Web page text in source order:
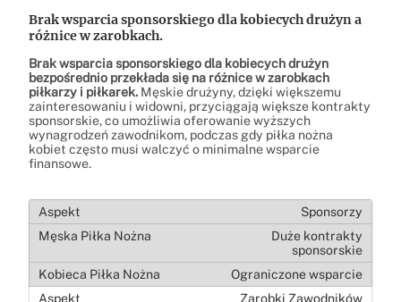
Brak wsparcia sponsorskiego dla kobiecych drużyn a
różnice w zarobkach.
Brak wsparcia sponsorskiego dla kobiecych drużyn
bezpośrednio przekłada się na różnice w zarobkach
piłkarzy i piłkarek. Męskie drużyny, dzięki większemu
zainteresowaniu i widowni, przyciągają większe kontrakty
sponsorskie, co umożliwia oferowanie wyższych
wynagrodzeń zawodnikom, podczas gdy piłka nożna
kobiet często musi walczyć o minimalne wsparcie
finansowe.
Sponsorzy
Duże kontrakty
sponsorskie
Ograniczone wsparcie
Zarobki Zawodników